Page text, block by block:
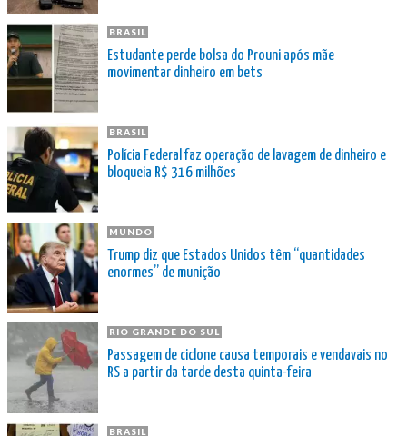
BRASIL
Estudante perde bolsa do Prouni após mãe
movimentar dinheiro em bets
BRASIL
Polícia Federal faz operação de lavagem de dinheiro e
bloqueia R$ 316 milhões
MUNDO
Trump diz que Estados Unidos têm “quantidades
enormes” de munição
RIO GRANDE DO SUL
Passagem de ciclone causa temporais e vendavais no
RS a partir da tarde desta quinta-feira
BRASIL